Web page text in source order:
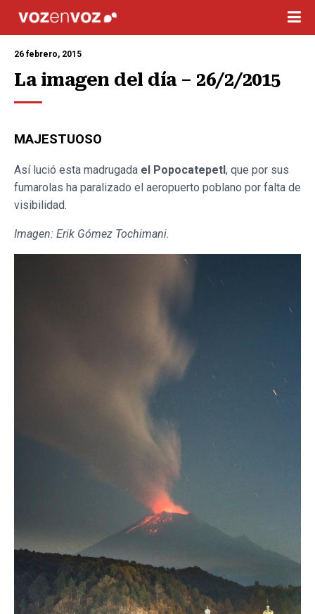
26 febrero, 2015
La imagen del día – 26/2/2015
MAJESTUOSO
Así lució esta madrugada el Popocatepetl , que por sus
fumarolas ha paralizado el aeropuerto poblano por falta de
visibilidad.
Imagen: Erik Gómez Tochimani.